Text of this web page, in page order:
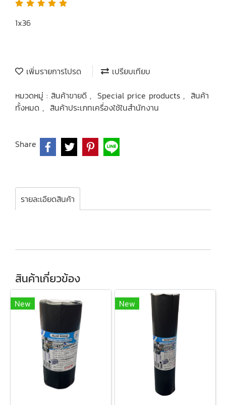
1x36
เพิ่มรายการโปรด
เปรียบเทียบ
หมวดหมู่ : สินค้าขายดี , Special price products , สินค้า
ทั้งหมด , สินค้าประเภทเครื่องใช้ในสำนักงาน
Share
รายละเอียดสินค้า
สินค้าเกี่ยวข้อง
New New